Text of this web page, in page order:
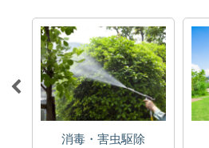
消毒・害虫駆除